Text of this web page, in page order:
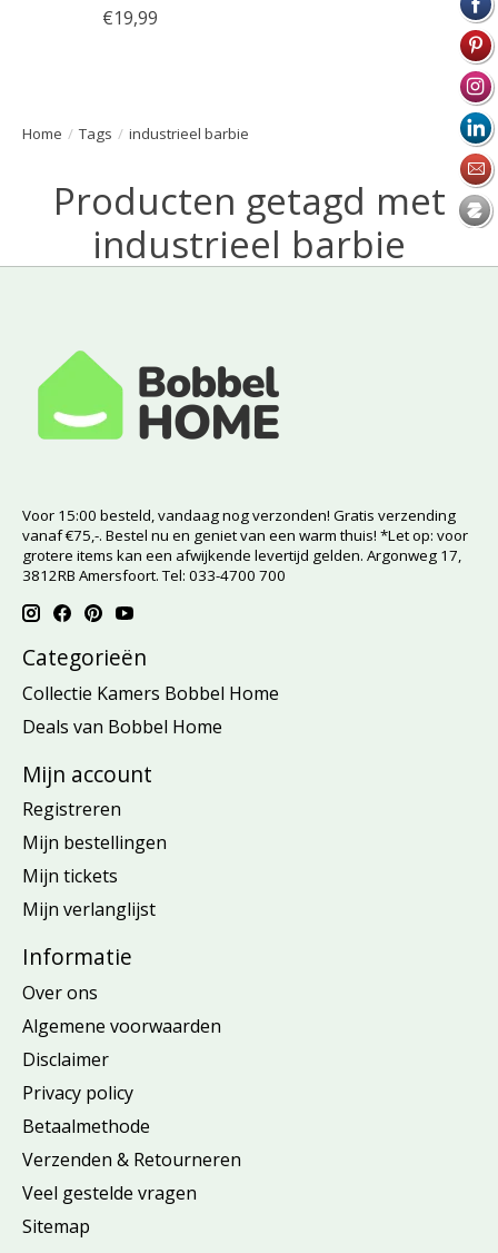
Home / Tags / industrieel barbie
Producten getagd met
industrieel barbie
€19,99
Voor 15:00 besteld, vandaag nog verzonden! Gratis verzending
vanaf €75,-. Bestel nu en geniet van een warm thuis! *Let op: voor
grotere items kan een afwijkende levertijd gelden. Argonweg 17,
3812RB Amersfoort. Tel: 033-4700 700
Categorieën
Collectie Kamers Bobbel Home
Deals van Bobbel Home
Mijn account
Registreren
Mijn bestellingen
Mijn tickets
Mijn verlanglijst
Informatie
Over ons
Algemene voorwaarden
Disclaimer
Privacy policy
Betaalmethode
Verzenden & Retourneren
Veel gestelde vragen
Sitemap